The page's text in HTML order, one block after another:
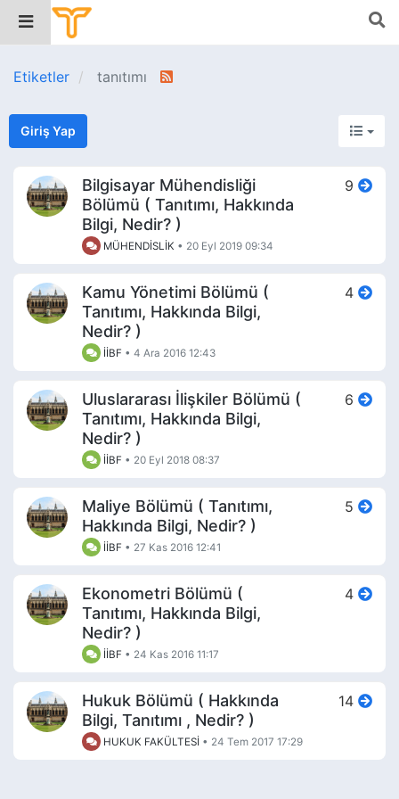
Etiketler tanıtımı
Giriş Yap
Bilgisayar Mühendisliği
Bölümü ( Tanıtımı, Hakkında
Bilgi, Nedir? )
MÜHENDİSLİK • 20 Eyl 2019 09:34
9
Kamu Yönetimi Bölümü (
Tanıtımı, Hakkında Bilgi,
Nedir? )
İİBF •4 Ara 2016 12:43
4
Uluslararası İlişkiler Bölümü (
Tanıtımı, Hakkında Bilgi,
Nedir? )
İİBF • 20 Eyl 2018 08:37
6
Maliye Bölümü ( Tanıtımı,
Hakkında Bilgi, Nedir? )
İİBF • 27 Kas 2016 12:41
5
Ekonometri Bölümü (
Tanıtımı, Hakkında Bilgi,
Nedir? )
İİBF • 24 Kas 2016 11:17
4
Hukuk Bölümü ( Hakkında
Bilgi, Tanıtımı , Nedir? )
HUKUK FAKÜLTESİ • 24 Tem 2017 17:29
14